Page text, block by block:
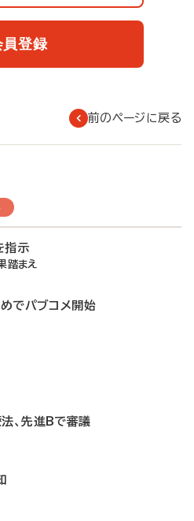
員登録
前のページに戻る
指示
踏まえ
でパブコメ開始
、先進Bで審議